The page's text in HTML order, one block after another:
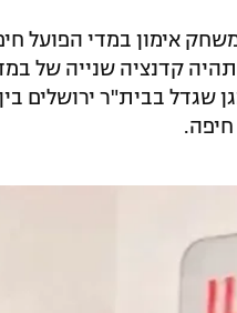
אימון במדי הפועל
קדנציה שנייה של
לאחר מכן עבר המגן שגדל בבית"ר